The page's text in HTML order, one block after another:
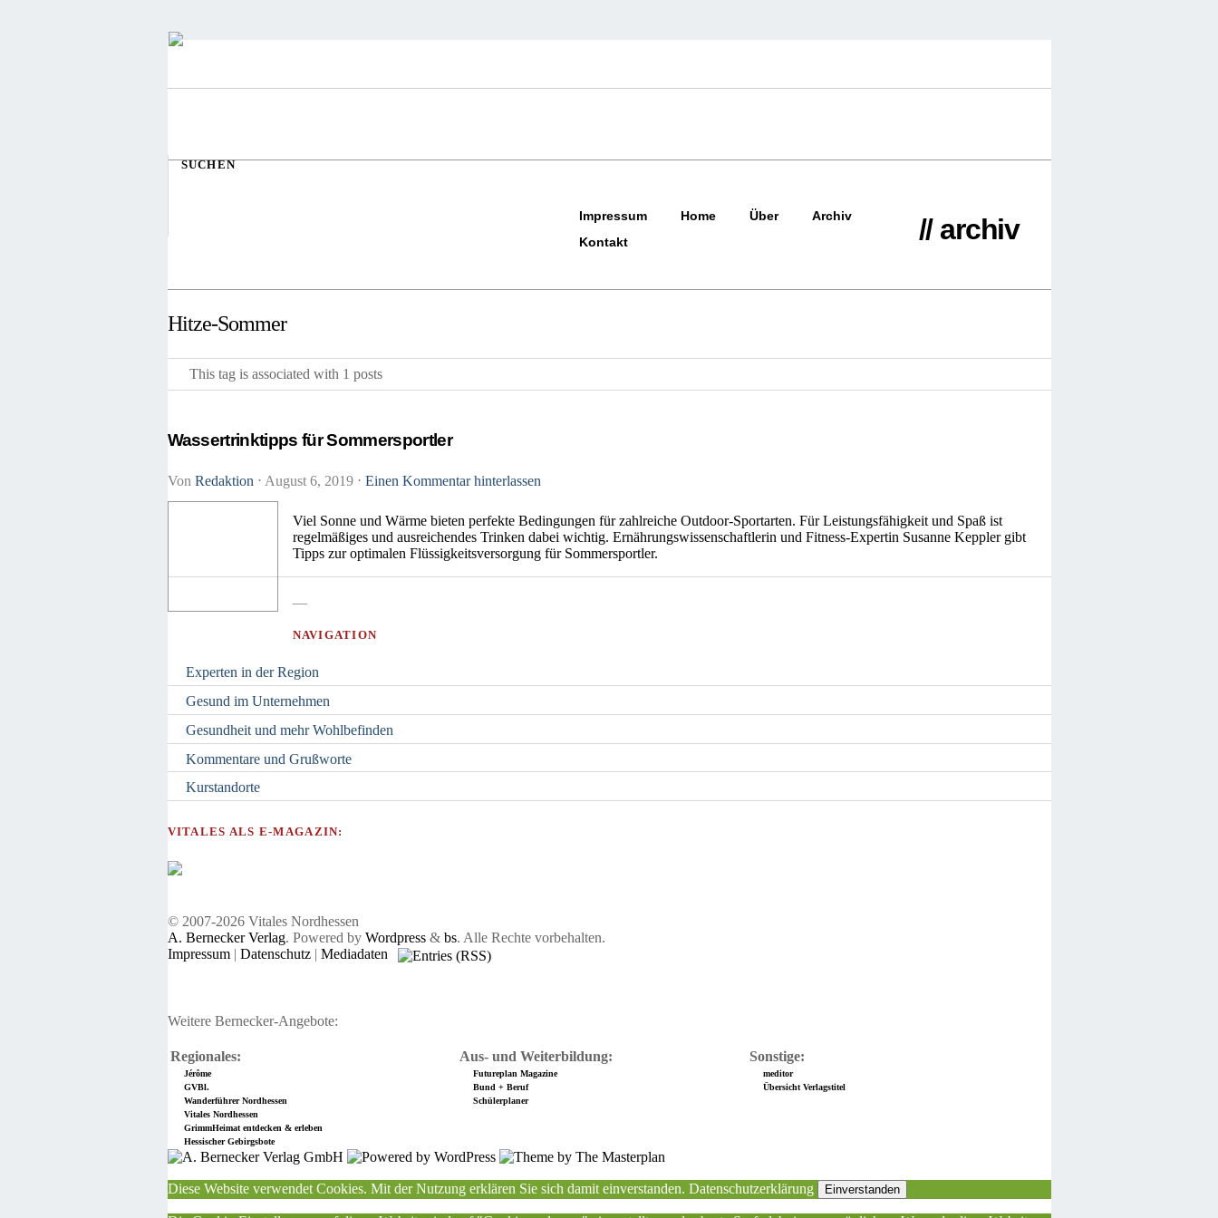
SUCHEN
Impressum Home Über
Archiv
Kontakt
// archiv
Hitze-Sommer
This tag is associated with 1 posts
Wassertrinktipps für Sommersportler
Von Redaktion ⋅ August 6, 2019 ⋅ Einen Kommentar hinterlassen
Viel Sonne und Wärme bieten perfekte Bedingungen für zahlreiche Outdoor-Sportarten. Für Leistungsfähigkeit und Spaß ist
regelmäßiges und ausreichendes Trinken dabei wichtig. Ernährungswissenschaftlerin und Fitness-Expertin Susanne Keppler gibt
Tipps zur optimalen Flüssigkeitsversorgung für Sommersportler.
—
NAVIGATION
Experten in der Region
Gesund im Unternehmen
Gesundheit und mehr Wohlbefinden
Kommentare und Grußworte
Kurstandorte
VITALES ALS E-MAGAZIN:
© 2007-2026 Vitales Nordhessen
A. Bernecker Verlag. Powered by Wordpress& bs. Alle Rechte vorbehalten.
Impressum| Datenschutz| Mediadaten
Weitere Bernecker-Angebote:
Regionales: Aus- und Weiterbildung: Sonstige:
Jérôme Futureplan Magazine
meditor
GVBl.
Bund + Beruf
Übersicht Verlagstitel
Wanderführer Nordhessen
Schülerplaner
Vitales Nordhessen
GrimmHeimat entdecken & erleben
Hessischer Gebirgsbote
Diese Website verwendet Cookies. Mit der Nutzung erklären Sie sich damit einverstanden. Datenschutzerklärung Einverstanden